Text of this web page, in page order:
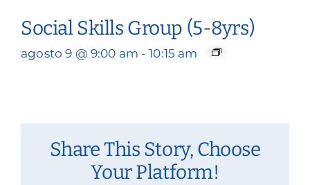
Social Skills Group (5-8yrs)
agosto 9 @ 9:00 am - 10:15 am
Share This Story, Choose
Your Platform!